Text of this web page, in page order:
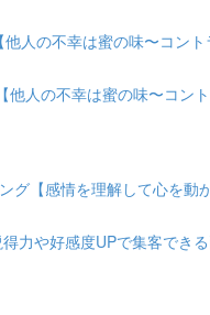
人の不幸は蜜の味〜コン
他人の不幸は蜜の味〜コン
グ【感情を理解して心を
力や好感度UPで集客でき